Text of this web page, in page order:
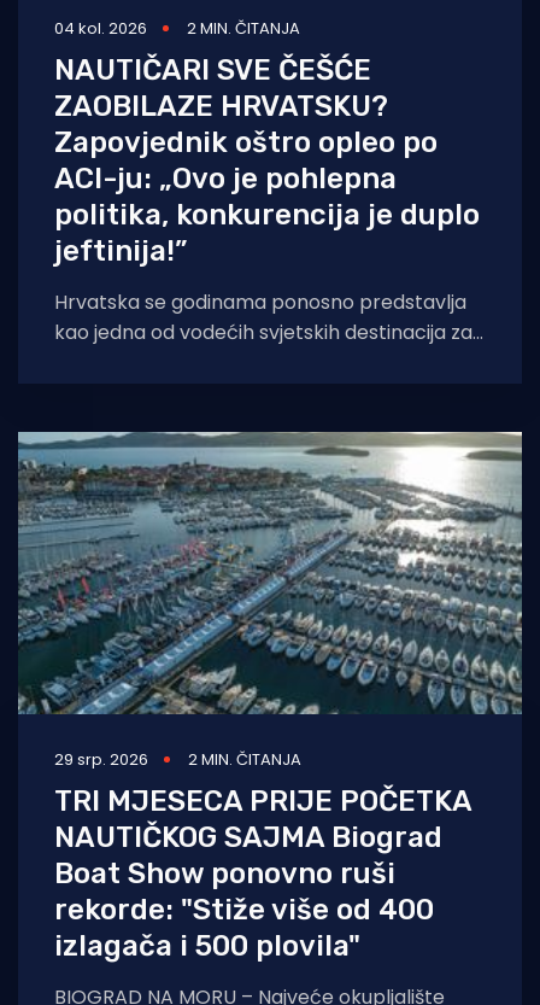
04 kol. 2026 2 MIN. ČITANJA
NAUTIČARI SVE ČEŠĆE
ZAOBILAZE HRVATSKU?
Zapovjednik oštro opleo po
ACI-ju: „Ovo je pohlepna
politika, konkurencija je duplo
jeftinija!”
Hrvatska se godinama ponosno predstavlja
kao jedna od vodećih svjetskih destinacija za
šaputanja po palubama
29 srp. 2026 2 MIN. ČITANJA
TRI MJESECA PRIJE POČETKA
NAUTIČKOG SAJMA Biograd
Boat Show ponovno ruši
rekorde: "Stiže više od 400
izlagača i 500 plovila"
BIOGRAD NA MORU – Najveće okupljalište